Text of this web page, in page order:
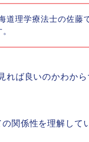
道理学療法士の佐藤
れば良いのかわか
関係性を理解して